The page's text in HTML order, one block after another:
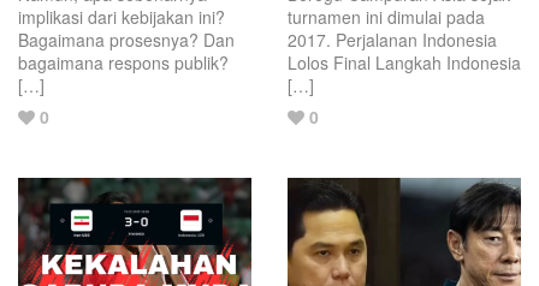
implikasi dari kebijakan ini?
Bagaimana prosesnya? Dan
bagaimana respons publik?
[…]
Love
0
turnamen ini dimulai pada
2017. Perjalanan Indonesia
Lolos Final Langkah Indonesia
[…]
Love
0